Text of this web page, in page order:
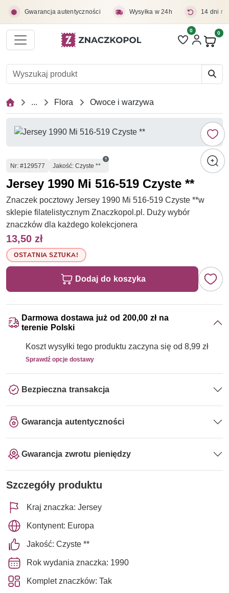
Gwarancja autentyczności Wysyłka w 24h 14 dni
Liczba pozycji
0 0
... Flora Owoce i warzywa
Numer
Nr: #129577 Jakość: Czyste **
Jersey 1990 Mi 516-519 Czyste **
Znaczek pocztowy Jersey 1990 Mi 516-519 Czyste **w
sklepie filatelistycznym Znaczkopol.pl. Duży wybór
znaczków dla każdego kolekcjonera
13,50 zł
OSTATNIA SZTUKA!
Dodaj do koszyka
Darmowa dostawa już od 200,00 zł na
terenie Polski
Koszt wysyłki tego produktu zaczyna się od 8,99 zł
Sprawdź opcje dostawy
Bezpieczna transakcja
Gwarancja autentyczności
Gwarancja zwrotu pieniędzy
Szczegóły produktu
Kraj znaczka: Jersey
Kontynent: Europa
Jakość: Czyste **
Rok wydania znaczka: 1990
Komplet znaczków: Tak